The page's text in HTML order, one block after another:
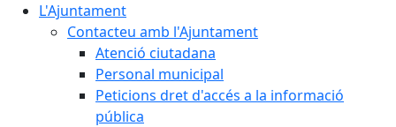
L'Ajuntament
Contacteu amb l'Ajuntament
Atenció ciutadana
Personal municipal
Peticions dret d'accés a la informació
pública